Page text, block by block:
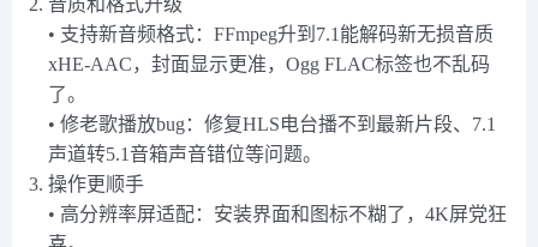
音质和格式升级
• 支持新音频格式：FFmpeg升到7.1能解码新无损音质
xHE-AAC，封面显示更准，Ogg FLAC标签也不乱码
了。
• 修老歌播放bug：修复HLS电台播不到最新片段、7.1
声道转5.1音箱声音错位等问题。
操作更顺手
• 高分辨率屏适配：安装界面和图标不糊了，4K屏党狂